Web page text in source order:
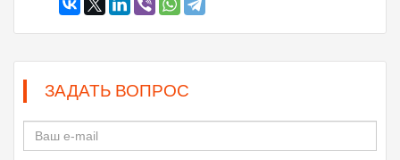
ЗАДАТЬ ВОПРОС